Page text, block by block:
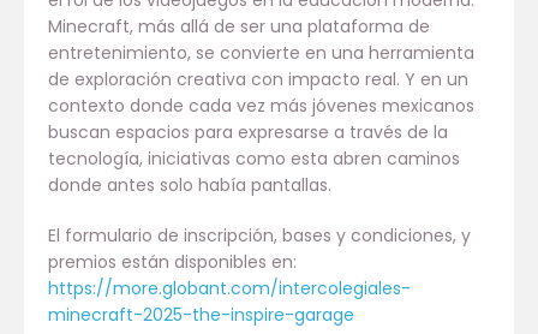
Minecraft, más allá de ser una plataforma de
entretenimiento, se convierte en una herramienta
de exploración creativa con impacto real. Y en un
contexto donde cada vez más jóvenes mexicanos
buscan espacios para expresarse a través de la
tecnología, iniciativas como esta abren caminos
donde antes solo había pantallas.
El formulario de inscripción, bases y condiciones, y
premios están disponibles en:
https://more.globant.com/intercolegiales-
minecraft-2025-the-inspire-garage